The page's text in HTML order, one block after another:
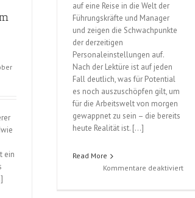
auf eine Reise in die Welt der
Führungskräfte und Manager
und zeigen die Schwachpunkte
der derzeitigen
Personaleinstellungen auf.
Nach der Lektüre ist auf jeden
Fall deutlich, was für Potential
es noch auszuschöpfen gilt, um
für die Arbeitswelt von morgen
gewappnet zu sein – die bereits
heute Realität ist. […]
Read More
Kommentare deaktiviertfür
ein